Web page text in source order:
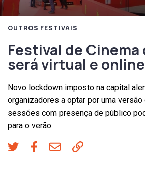
OUTROS FESTIVAIS
Festival de Cinema
será virtual e
Novo lockdown imposto na capital
organizadores a optar por uma
sessões com presença de público
para o verão.